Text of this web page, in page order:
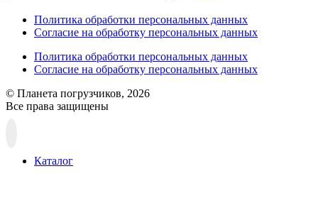
Политика обработки персональных данных
Согласие на обработку персональных данных
Политика обработки персональных данных
Согласие на обработку персональных данных
© Планета погрузчиков, 2026
Все права защищены
Каталог